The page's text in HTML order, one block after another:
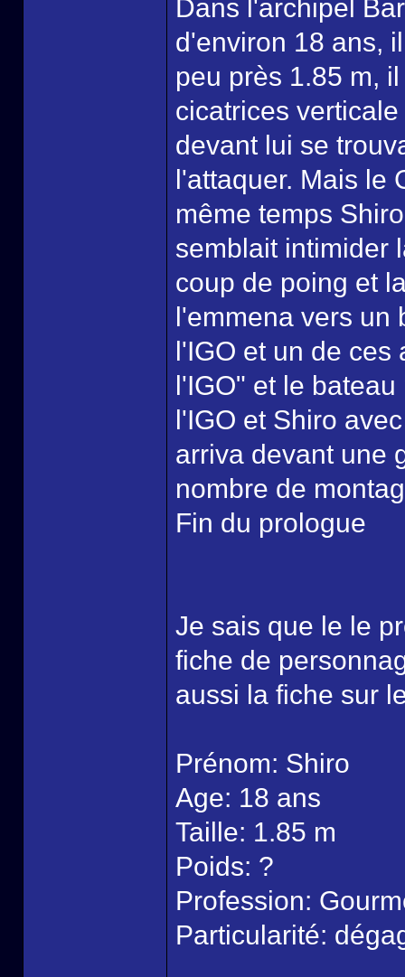
Dans l'archipel
d'environ 18 ans,
peu près 1.85 m,
cicatrices
devant lui se
l'attaquer. Mais le
même temps
semblait intimider
coup de poing et
l'emmena vers un
l'IGO et un de ces
l'IGO" et le
l'IGO et Shiro
arriva devant une
nombre de
Fin du prologue
Je sais que le le
fiche de
aussi la fiche sur
Prénom: Shiro
Age: 18 ans
Taille: 1.85 m
Poids: ?
Profession:
Particularité: